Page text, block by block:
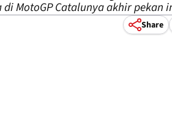
MotoGP Catalunya akhir pekan
Share